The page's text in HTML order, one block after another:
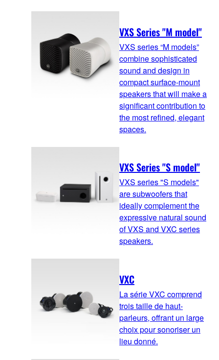
VXS Series "M model"
VXS series “M models”
combine sophisticated
sound and design in
compact surface-mount
speakers that will make a
significant contribution to
the most refined, elegant
spaces.
VXS Series "S model"
VXS series "S models"
are subwoofers that
ideally complement the
expressive natural sound
of VXS and VXC series
speakers.
VXC
La série VXC comprend
trois taille de haut-
parleurs, offrant un large
choix pour sonoriser un
lieu donné.